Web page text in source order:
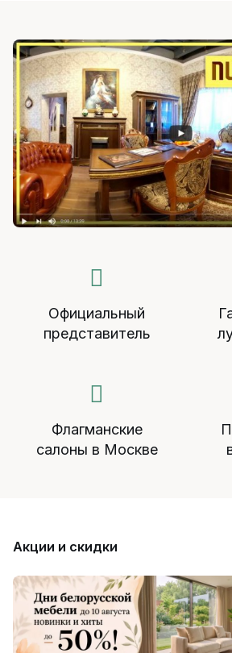
Официальный
представитель
Флагманские
салоны в Москве
Акции и скидки